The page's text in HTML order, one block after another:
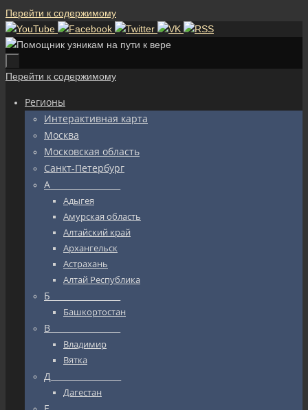
Перейти к содержимому
Перейти к содержимому
Регионы
Интерактивная карта
Москва
Московская область
Санкт-Петербург
А_________________
Адыгея
Амурская область
Алтайский край
Архангельск
Астрахань
Алтай Республика
Б_________________
Башкортостан
В_________________
Владимир
Вятка
Д_________________
Дагестан